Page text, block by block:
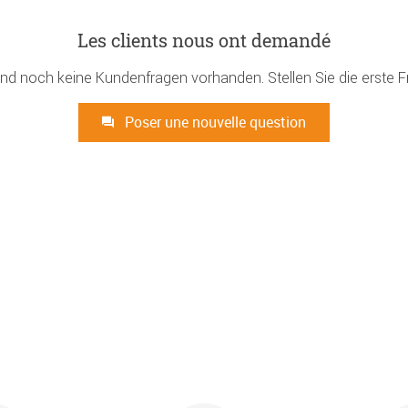
Les clients nous ont demandé
noch keine Kundenfragen vorhanden. Stellen Sie die erste
Poser une nouvelle question